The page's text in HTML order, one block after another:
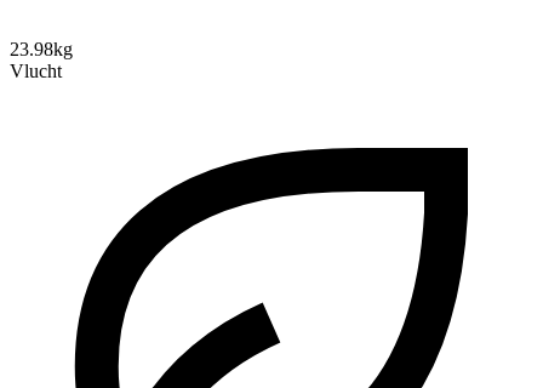
23.98kg
Vlucht